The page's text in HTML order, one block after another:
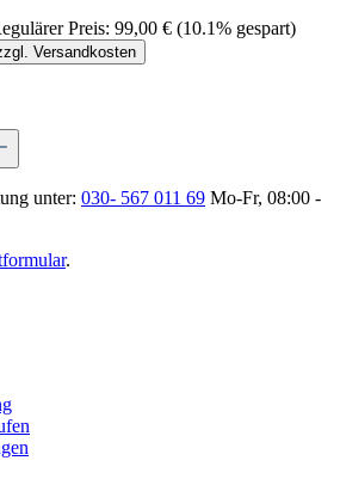
Preis: 99,00 € (10.1% gespart)
Versandkosten
unter: 030- 567 011 69 Mo-Fr, 08:00 -
.